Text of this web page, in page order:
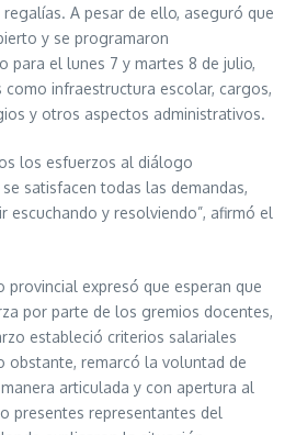
A pesar de ello, aseguró que
y se programaron
para el lunes 7 y martes 8 de julio,
infraestructura escolar, cargos,
y otros aspectos administrativos.
los esfuerzos al diálogo
satisfacen todas las demandas,
escuchando y resolviendo”, afirmó el
provincial expresó que esperan que
por parte de los gremios docentes,
estableció criterios salariales
obstante, remarcó la voluntad de
articulada y con apertura al
presentes representantes del